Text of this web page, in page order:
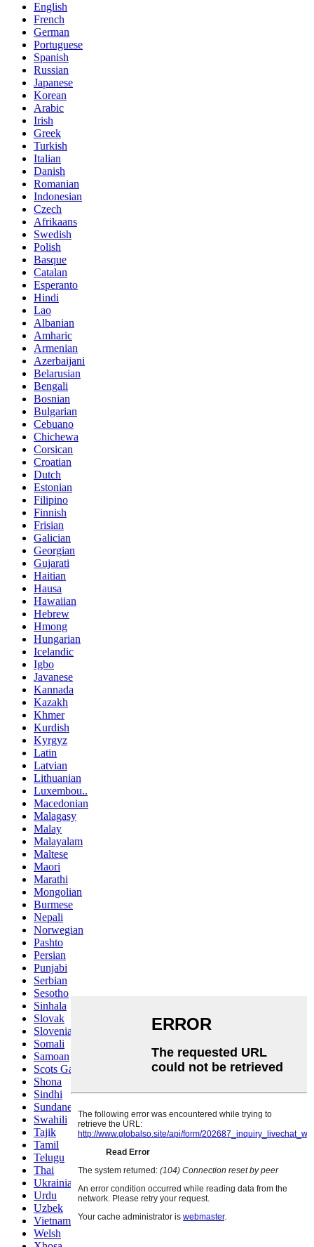
English
French
German
Portuguese
Spanish
Russian
Japanese
Korean
Arabic
Irish
Greek
Turkish
Italian
Danish
Romanian
Indonesian
Czech
Afrikaans
Swedish
Polish
Basque
Catalan
Esperanto
Hindi
Lao
Albanian
Amharic
Armenian
Azerbaijani
Belarusian
Bengali
Bosnian
Bulgarian
Cebuano
Chichewa
Corsican
Croatian
Dutch
Estonian
Filipino
Finnish
Frisian
Galician
Georgian
Gujarati
Haitian
Hausa
Hawaiian
Hebrew
Hmong
Hungarian
Icelandic
Igbo
Javanese
Kannada
Kazakh
Khmer
Kurdish
Kyrgyz
Latin
Latvian
Lithuanian
Luxembou..
Macedonian
Malagasy
Malay
Malayalam
Maltese
Maori
Marathi
Mongolian
Burmese
Nepali
Norwegian
Pashto
Persian
Punjabi
Serbian
Sesotho
Sinhala
Slovak
Slovenian
Somali
Samoan
Scots Gaelic
Shona
Sindhi
Sundanese
Swahili
Tajik
Tamil
Telugu
Thai
Ukrainian
Urdu
Uzbek
Vietnamese
Welsh